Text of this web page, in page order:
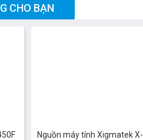
CHO BẠN
Nguồn máy tính Xigmatek X-